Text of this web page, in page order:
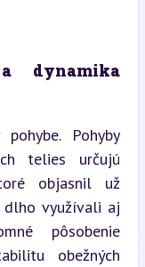
dynamika
Pohyby
telies určujú
objasnil už
dlho využívali aj
pôsobenie
obežných